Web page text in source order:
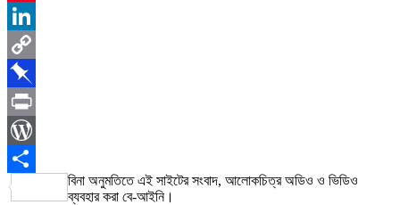
Pinterest
LinkedIn
Copy
Link
Pinboard
Print
WordPress
Share
বিনা অনুমতিতে এই সাইটের সংবাদ, আলোকচিত্র অডিও ও ভিডিও
ব্যবহার করা বে-আইনি।